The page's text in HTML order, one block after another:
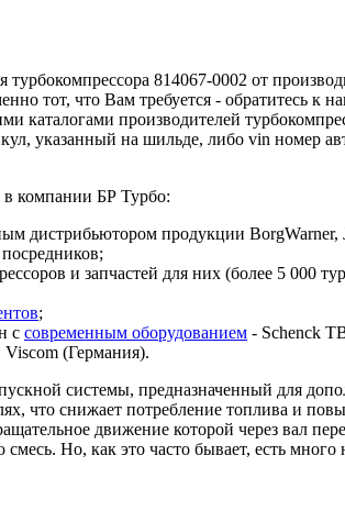
814067-0002 от
тот, что Вам требуется - обратитесь
каталогами производителей
указанный на шильде, либо vin номер
в компании БР Турбо:
дистрибьютором продукции
и запчастей для них (более 5 000
;
с современным оборудованием - Schenck
(Германия).
системы, предназначенный для
что снижает потребление топлива и
движение которой через вал
Но, как это часто бывает, есть много